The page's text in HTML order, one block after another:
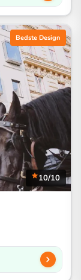
Bedste Design
10/10